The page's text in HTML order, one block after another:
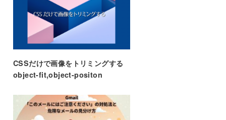
CSSだけで画像をトリミングする
object-fit,object-positon